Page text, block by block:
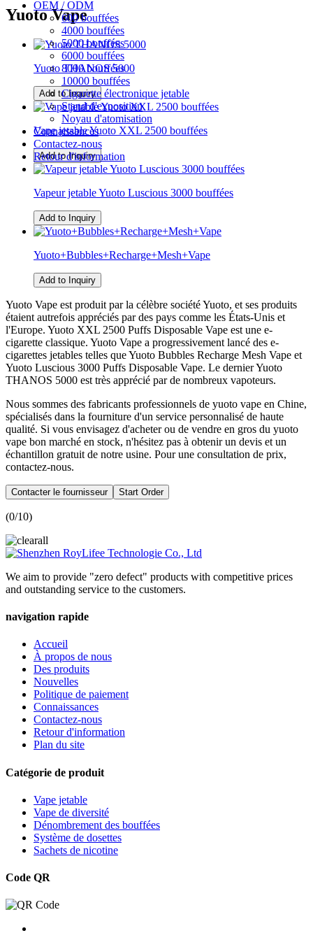
OEM / ODM
600 bouffées
4000 bouffées
5000 bouffées
6000 bouffées
8000 bouffées
10000 bouffées
Cigarette électronique jetable
Stand d'exposition
Noyau d'atomisation
Connaissances
Contactez-nous
Retour d'information
Yuoto Vape
Yuoto THANOS 5000
Add to Inquiry
Vape jetable Yuoto XXL 2500 bouffées
Add to Inquiry
Vapeur jetable Yuoto Luscious 3000 bouffées
Add to Inquiry
Yuoto+Bubbles+Recharge+Mesh+Vape
Add to Inquiry
Yuoto Vape est produit par la célèbre société Yuoto, et ses produits
étaient autrefois appréciés par des pays comme les États-Unis et
l'Europe. Yuoto XXL 2500 Puffs Disposable Vape est une e-
cigarette classique. Yuoto Vape a progressivement lancé des e-
cigarettes jetables telles que Yuoto Bubbles Recharge Mesh Vape et
Yuoto Luscious 3000 Puffs Disposable Vape. Le dernier Yuoto
THANOS 5000 est très apprécié par de nombreux vapoteurs.
Nous sommes des fabricants professionnels de yuoto vape en Chine,
spécialisés dans la fourniture d'un service personnalisé de haute
qualité. Si vous envisagez d'acheter ou de vendre en gros du yuoto
vape bon marché en stock, n'hésitez pas à obtenir un devis et un
échantillon gratuit de notre usine. Pour une consultation de prix,
contactez-nous.
Contacter le fournisseur Start Order
(0/10)
We aim to provide "zero defect" products with competitive prices
and outstanding service to the customers.
navigation rapide
Accueil
À propos de nous
Des produits
Nouvelles
Politique de paiement
Connaissances
Contactez-nous
Retour d'information
Plan du site
Catégorie de produit
Vape jetable
Vape de diversité
Dénombrement des bouffées
Système de dosettes
Sachets de nicotine
Code QR